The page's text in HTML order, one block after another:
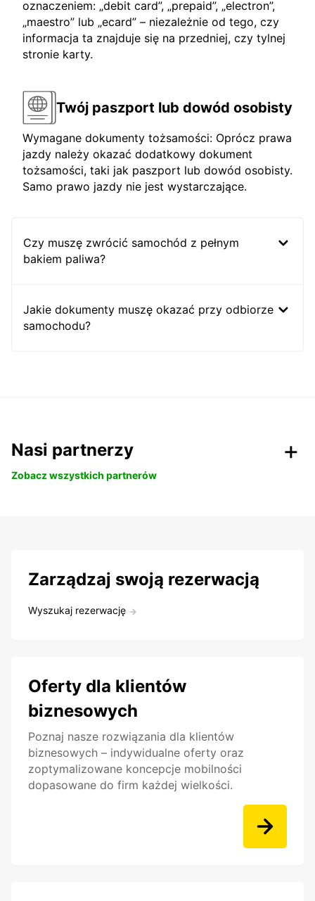
oznaczeniem: „debit card”, „prepaid”, „electron”,
„maestro” lub „ecard” – niezależnie od tego, czy
informacja ta znajduje się na przedniej, czy tylnej
stronie karty.
Twój paszport lub dowód osobisty
Wymagane dokumenty tożsamości: Oprócz prawa
jazdy należy okazać dodatkowy dokument
tożsamości, taki jak paszport lub dowód osobisty.
Samo prawo jazdy nie jest wystarczające.
Czy muszę zwrócić samochód z pełnym
bakiem paliwa?
Jakie dokumenty muszę okazać przy odbiorze
samochodu?
Nasi partnerzy
Zobacz wszystkich partnerów
Zarządzaj swoją rezerwacją
Wyszukaj rezerwację
Oferty dla klientów
biznesowych
Poznaj nasze rozwiązania dla klientów
biznesowych – indywidualne oferty oraz
zoptymalizowane koncepcje mobilności
dopasowane do firm każdej wielkości.